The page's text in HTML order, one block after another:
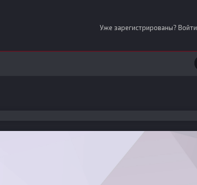
Уже зарегистрированы? Войти